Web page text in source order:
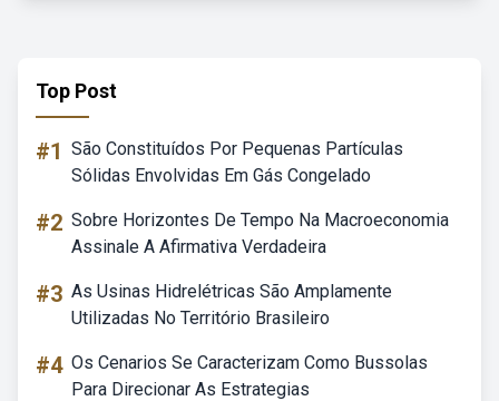
Top Post
#1 São Constituídos Por Pequenas Partículas
Sólidas Envolvidas Em Gás Congelado
#2 Sobre Horizontes De Tempo Na Macroeconomia
Assinale A Afirmativa Verdadeira
#3 As Usinas Hidrelétricas São Amplamente
Utilizadas No Território Brasileiro
#4 Os Cenarios Se Caracterizam Como Bussolas
Para Direcionar As Estrategias